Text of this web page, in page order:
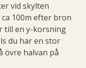
vid skylten
100m efter bron
till en y-korsning
du har en stor
övre halvan på